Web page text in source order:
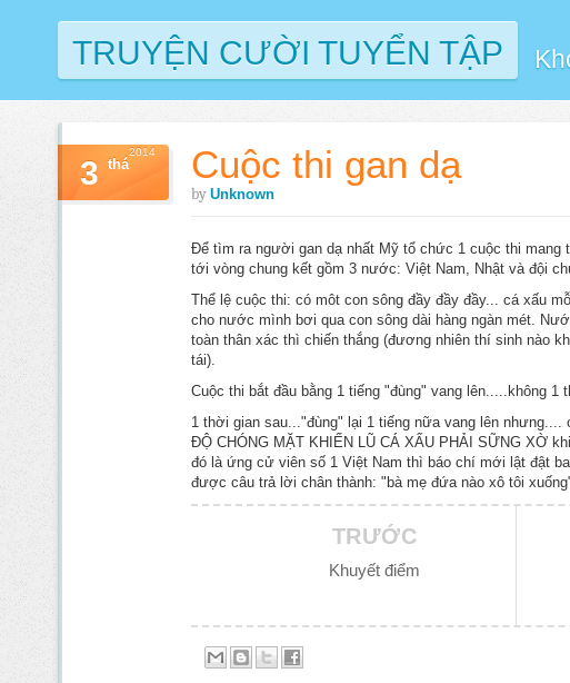
TRUYỆN CƯỜI TUYỂN TẬP
Cuộc thi gan dạ
by Unknown
3 thá
2014
Để tìm ra người gan dạ nhất Mỹ tổ chức 1 cuộc thi mang
tới vòng chung kết gồm 3 nước: Việt Nam, Nhật và đội
Thể lệ cuộc thi: có môt con sông đầy đầy đầy... cá xấu
cho nước mình bơi qua con sông dài hàng ngàn mét.
toàn thân xác thì chiến thắng (đương nhiên thí sinh nào
tái).
Cuộc thi bắt đầu bằng 1 tiếng "đùng" vang lên.....không 1
1 thời gian sau..."đùng" lại 1 tiếng nữa vang lên
ĐỘ CHÓNG MẶT KHIẾN LŨ CÁ XẤU PHẢI SỮNG XỜ
đó là ứng cử viên số 1 Việt Nam thì báo chí mới lật đật
được câu trả lời chân thành: "bà mẹ đứa nào xô tôi
TRƯỚC
Khuyết điểm